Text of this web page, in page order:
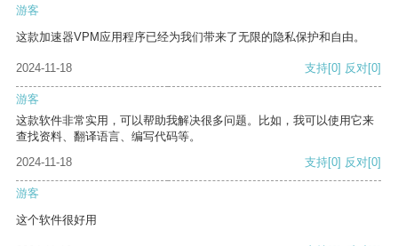
游客
这款加速器VPM应用程序已经为我们带来了无限的隐私保护和自由。
2024-11-18 支持[0] 反对[0]
游客
这款软件非常实用，可以帮助我解决很多问题。比如，我可以使用它来
查找资料、翻译语言、编写代码等。
2024-11-18
支持[0] 反对[0]
游客
这个软件很好用